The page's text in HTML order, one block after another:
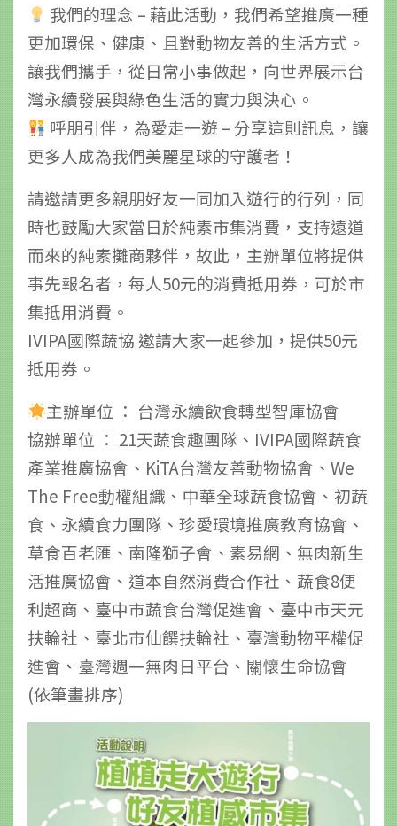
我們的理念 – 藉此活動，我們希望推廣一種
更加環保、健康、且對動物友善的生活方式。
讓我們攜手，從日常小事做起，向世界展示台
灣永續發展與綠色生活的實力與決心。
呼朋引伴，為愛走一遊 – 分享這則訊息，讓
更多人成為我們美麗星球的守護者！
請邀請更多親朋好友一同加入遊行的行列，同
時也鼓勵大家當日於純素市集消費，支持遠道
而來的純素攤商夥伴，故此，主辦單位將提供
事先報名者，每人50元的消費抵用券，可於市
集抵用消費。
IVIPA國際蔬協 邀請大家一起參加，提供50元
抵用券。
主辦單位 ： 台灣永續飲食轉型智庫協會
協辦單位 ： 21天蔬食趣團隊、IVIPA國際蔬食
產業推廣協會、KiTA台灣友善動物協會、We
The Free動權組織、中華全球蔬食協會、初蔬
食、永續食力團隊、珍愛環境推廣教育協會、
草食百老匯、南隆獅子會、素易網、無肉新生
活推廣協會、道本自然消費合作社、蔬食8便
利超商、臺中市蔬食台灣促進會、臺中市天元
扶輪社、臺北市仙饌扶輪社、臺灣動物平權促
進會、臺灣週一無肉日平台、關懷生命協會
(依筆畫排序)